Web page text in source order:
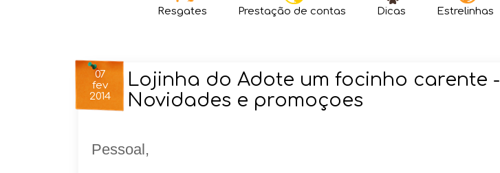
Resgates Prestação de contas Dicas Estrelinhas
07
fev
2014
Lojinha do Adote um focinho carente -
Novidades e promoçoes
Pessoal,